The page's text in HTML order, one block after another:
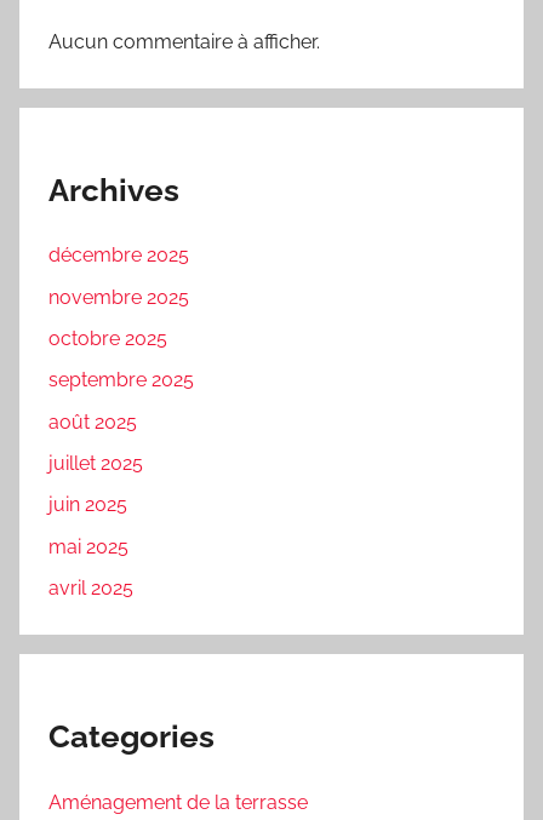
Aucun commentaire à afficher.
Archives
décembre 2025
novembre 2025
octobre 2025
septembre 2025
août 2025
juillet 2025
juin 2025
mai 2025
avril 2025
Categories
Aménagement de la terrasse